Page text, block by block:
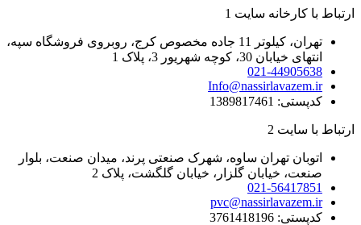
ارتباط با کارخانه سایت 1
تهران، کیلوتر 11 جاده مخصوص کرج، روبروی فروشگاه سپه،
انتهای خیابان 30، کوچه شهریور 3، پلاک 1
021-44905638
Info@nassirlavazem.ir
کدپستی: 1389817461
ارتباط با سایت 2
اتوبان تهران ساوه، شهرک صنعتی پرند، میدان صنعت، بلوار
صنعت، خیابان گلزار، خیابان گلگشت، پلاک 2
021-56417851
pvc@nassirlavazem.ir
کدپستی: 3761418196